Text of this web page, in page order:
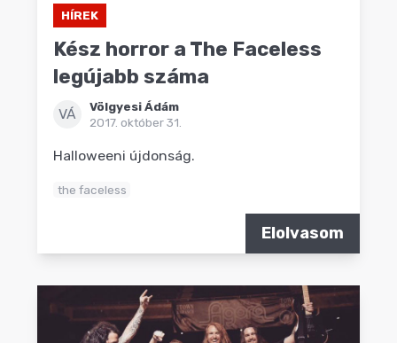
HÍREK
Kész horror a The Faceless
legújabb száma
VÁ
Völgyesi Ádám
2017. október 31.
Halloweeni újdonság.
the faceless
Elolvasom